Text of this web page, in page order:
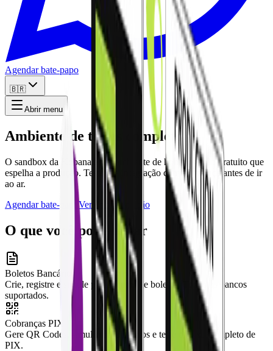
Agendar bate-papo
🇧🇷
Abrir menu
Ambiente de testes completo
O sandbox da Kobana é um ambiente de homologação gratuito que
espelha a produção. Teste sua integração com segurança antes de ir
ao ar.
Agendar bate-papo Ver documentação
O que você pode testar
Boletos Bancários
Crie, registre e simule pagamentos de boletos. Todos os bancos
suportados.
Cobranças PIX
Gere QR Codes, simule recebimentos e teste o fluxo completo de
PIX.